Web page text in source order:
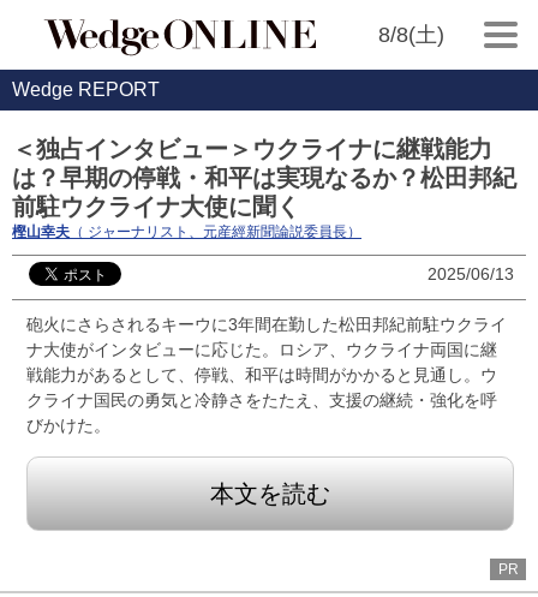
8/8(土)
Wedge REPORT
＜独占インタビュー＞ウクライナに継戦能力
は？早期の停戦・和平は実現なるか？松田邦紀
前駐ウクライナ大使に聞く
樫山幸夫 （ ジャーナリスト、元産經新聞論説委員長）
2025/06/13
砲火にさらされるキーウに3年間在勤した松田邦紀前駐ウクライ
ナ大使がインタビューに応じた。ロシア、ウクライナ両国に継
戦能力があるとして、停戦、和平は時間がかかると見通し。ウ
クライナ国民の勇気と冷静さをたたえ、支援の継続・強化を呼
びかけた。
本文を読む
PR